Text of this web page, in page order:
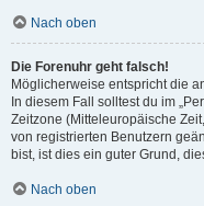
Nach oben
Die Forenuhr geht falsch!
Möglicherweise entspricht die
In diesem Fall solltest du im
Zeitzone (Mitteleuropäische
von registrierten Benutzern
bist, ist dies ein guter Grund,
Nach oben